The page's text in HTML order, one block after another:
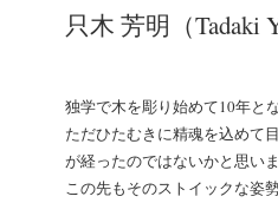
只木 芳明（Tadaki
独学で木を彫り始めて10年と
ただひたむきに精魂を込めて
が経ったのではないかと思いま
この先もそのストイックな姿